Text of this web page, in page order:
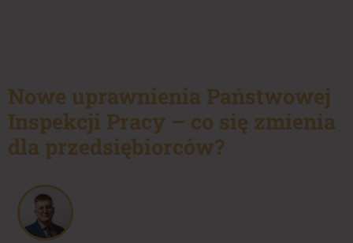
Nowe uprawnienia Państwowej
Inspekcji Pracy – co się zmienia
dla przedsiębiorców?